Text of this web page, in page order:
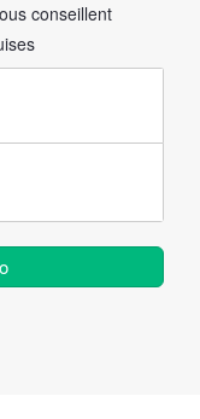
conseillent